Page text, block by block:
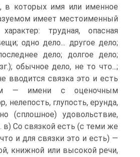
в которых имя или именное
имеет местоименный
характер: трудная, опасная
одно дело... другое дело;
дело; долгое дело;
обычное дело, не то что...;
вводится связка это и есть
— имени с оценочным
нелепость, глупость, ерунда,
(сплошное) удовольствие,
в) Со связкой есть (с теми же
и для связки это и есть) —
книжной или высокой речи,